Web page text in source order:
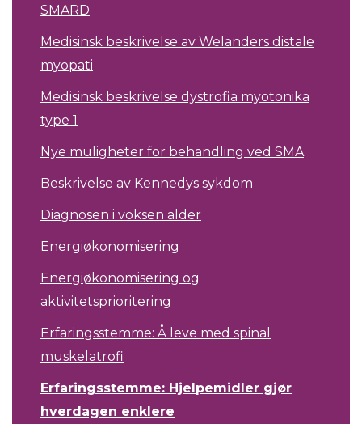
SMARD
Medisinsk beskrivelse av Welanders distale
myopati
Medisinsk beskrivelse dystrofia myotonika
type 1
Nye muligheter for behandling ved SMA
Beskrivelse av Kennedys sykdom
Diagnosen i voksen alder
Energiøkonomisering
Energiøkonomisering og
aktivitetsprioritering
Erfaringsstemme: Å leve med spinal
muskelatrofi
Erfaringsstemme: Hjelpemidler gjør
hverdagen enklere